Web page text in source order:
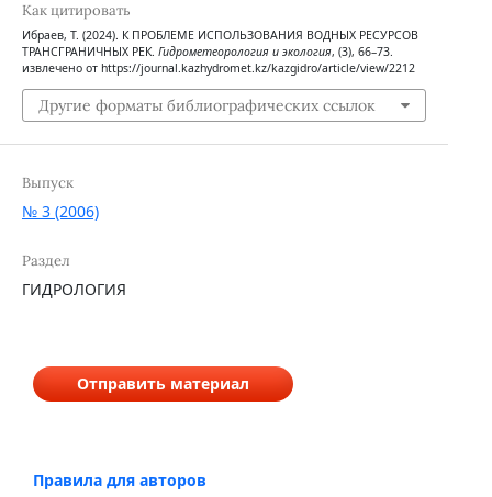
Как цитировать
Ибраев, Т. (2024). К ПРОБЛЕМЕ ИСПОЛЬЗОВАНИЯ ВОДНЫХ РЕСУРСОВ
ТРАНСГРАНИЧНЫХ РЕК. Гидрометеорология и экология, (3), 66–73.
извлечено от https://journal.kazhydromet.kz/kazgidro/article/view/2212
Другие форматы библиографических ссылок
Выпуск
№ 3 (2006)
Раздел
ГИДРОЛОГИЯ
Отправить материал
Правила для авторов